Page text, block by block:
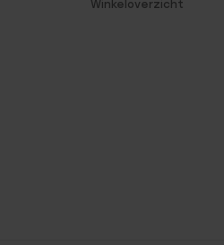
Winkeloverzicht